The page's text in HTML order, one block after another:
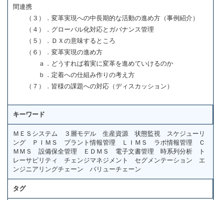
間連携
（３）．変革実現への中長期的な活動の進め方（事例紹介）
（４）．グローバル化対応とガバナンス管理
（５）．ＤＸの意味するところ
（６）．変革実現の進め方
ａ．どうすれば着実に変革を進めていけるのか
ｂ．定着への仕組み作りの考え方
（７）．皆様の課題への対応（ディスカッション）
キーワード
ＭＥＳシステム ３層モデル 生産資源 状態監視 スケジューリ
ング ＰＩＭＳ プラント情報管理 ＬＩＭＳ ラボ情報管理 Ｃ
ＭＭＳ 設備保全管理 ＥＤＭＳ 電子文書管理 時系列分析 ト
レーサビリティ チェンジマネジメント セグメンテーション エ
ンジニアリングチェーン バリューチェーン
タグ